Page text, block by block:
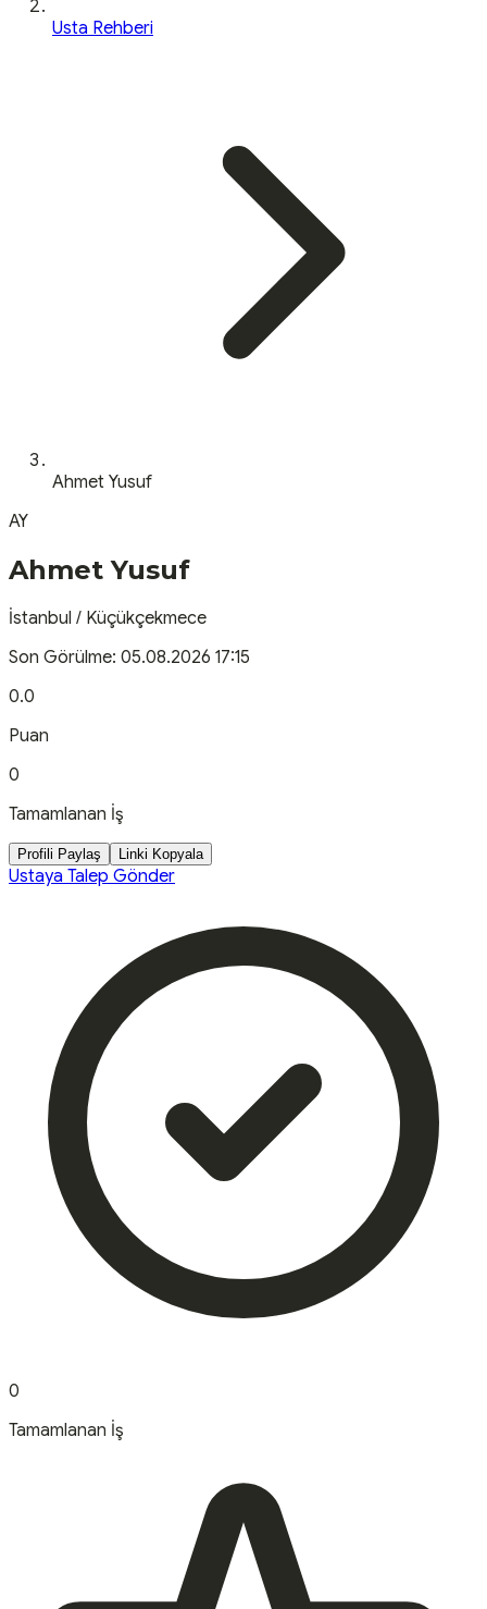
Usta Rehberi
Ahmet Yusuf
AY
Ahmet Yusuf
İstanbul / Küçükçekmece
Son Görülme: 05.08.2026 17:15
0.0
Puan
0
Tamamlanan İş
Profili Paylaş Linki Kopyala
Ustaya Talep Gönder
0
Tamamlanan İş